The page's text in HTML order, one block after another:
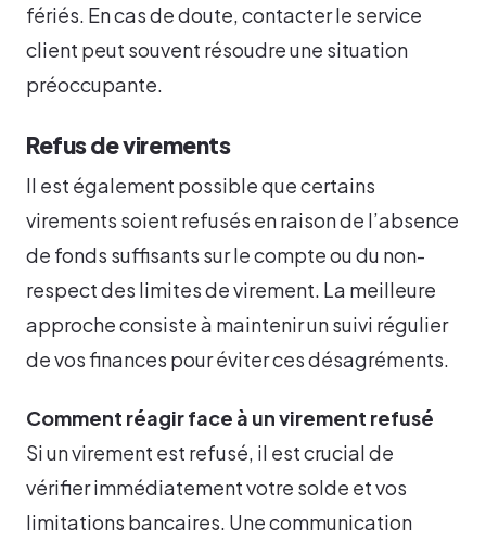
fériés. En cas de doute, contacter le service
client peut souvent résoudre une situation
préoccupante.
Refus de virements
Il est également possible que certains
virements soient refusés en raison de l’absence
de fonds suffisants sur le compte ou du non-
respect des limites de virement. La meilleure
approche consiste à maintenir un suivi régulier
de vos finances pour éviter ces désagréments.
Comment réagir face à un virement refusé
Si un virement est refusé, il est crucial de
vérifier immédiatement votre solde et vos
limitations bancaires. Une communication